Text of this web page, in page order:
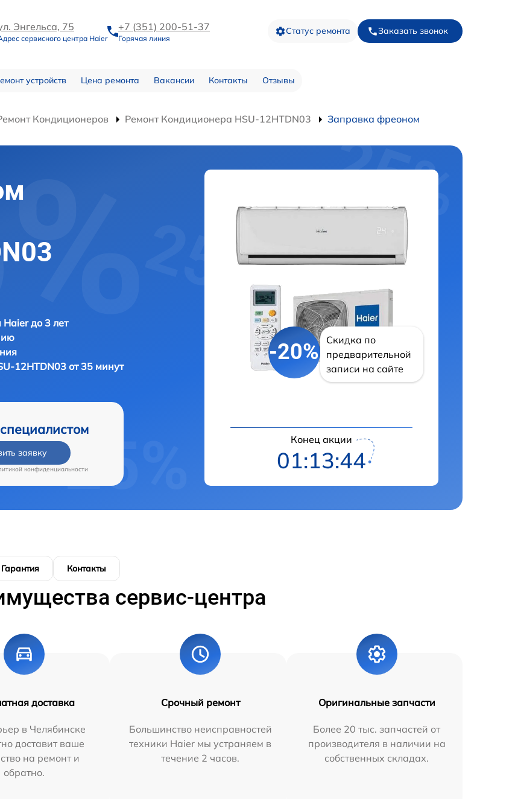
Энгельса, 75
сервисного центра Haier
+7 (351) 200-51-37
Горячая линия
Статус ремонта Заказать звонок
устройств Цена ремонта Вакансии Контакты Отзывы
Кондиционеров Ремонт Кондиционера HSU-12HTDN03 Заправка фреоном
до 3 лет
12HTDN03 от 35 минут
заявку
конфиденциальности
-20%
Скидка по
предварительной
записи на сайте
Конец акции
01:13:43
Гарантия Контакты
сервис-центра
доставка
в Челябинске
доставит ваше
на ремонт и
обратно.
Срочный ремонт
Большинство неисправностей
техники Haier мы устраняем в
течение 2 часов.
Оригинальные запчасти
Более 20 тыс. запчастей от
производителя в наличии на
собственных складах.